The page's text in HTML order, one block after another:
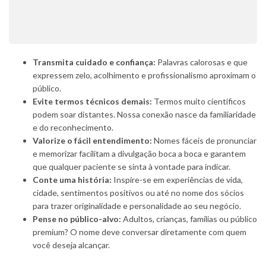
Transmita cuidado e confiança: Palavras calorosas e que
expressem zelo, acolhimento e profissionalismo aproximam o
público.
Evite termos técnicos demais: Termos muito científicos
podem soar distantes. Nossa conexão nasce da familiaridade
e do reconhecimento.
Valorize o fácil entendimento: Nomes fáceis de pronunciar
e memorizar facilitam a divulgação boca a boca e garantem
que qualquer paciente se sinta à vontade para indicar.
Conte uma história: Inspire-se em experiências de vida,
cidade, sentimentos positivos ou até no nome dos sócios
para trazer originalidade e personalidade ao seu negócio.
Pense no público-alvo: Adultos, crianças, famílias ou público
premium? O nome deve conversar diretamente com quem
você deseja alcançar.